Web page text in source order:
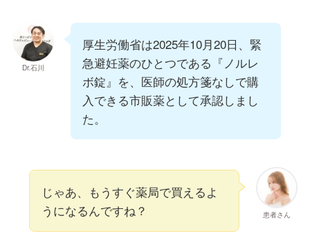
Dr.石川
厚生労働省は2025年10月20日、緊
急避妊薬のひとつである『ノルレ
ボ錠』を、医師の処方箋なしで購
入できる市販薬として承認しまし
た。
患者さん
じゃあ、もうすぐ薬局で買えるよ
うになるんですね？